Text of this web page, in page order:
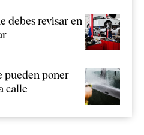
debes revisar en
pueden poner
calle